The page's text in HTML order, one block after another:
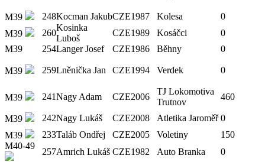
M39 248Kocman JakubCZE1987 Kolesa
0
M39
260
Kosinka
Luboš
CZE1989 Kosáčci
0
M39
254Langer Josef CZE1986 Běhny 0
M39 259Lněnička Jan CZE1994 Verdek 0
M39 241Nagy Adam CZE2006
TJ Lokomotiva
Trutnov
460
M39 242Nagy Lukáš CZE2008 Atletika Jaroměř 0
M39
233Taláb Ondřej CZE2005 Voletiny
150
M40-49
257Amrich Lukáš CZE1982 Auto Branka
0